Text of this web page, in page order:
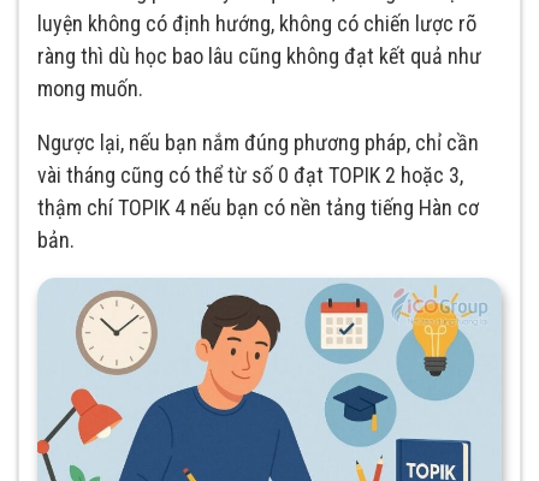
luyện không có định hướng, không có chiến lược rõ
ràng thì dù học bao lâu cũng không đạt kết quả như
mong muốn.
Ngược lại, nếu bạn nắm đúng phương pháp, chỉ cần
vài tháng cũng có thể từ số 0 đạt TOPIK 2 hoặc 3,
thậm chí TOPIK 4 nếu bạn có nền tảng tiếng Hàn cơ
bản.